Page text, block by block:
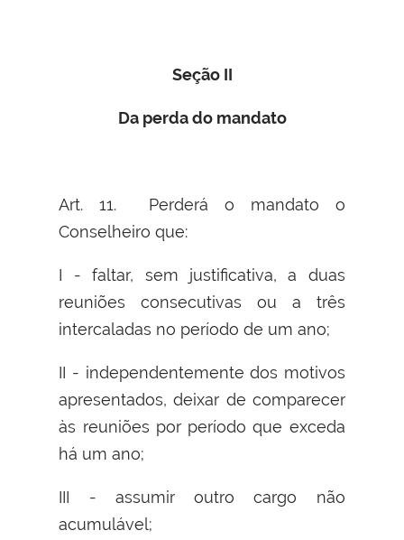
Seção II
Da perda do mandato
Art. 11. Perderá o mandato o
Conselheiro que:
I - faltar, sem justificativa, a duas
reuniões consecutivas ou a três
intercaladas no período de um ano;
II - independentemente dos motivos
apresentados, deixar de comparecer
às reuniões por período que exceda
há um ano;
III - assumir outro cargo não
acumulável;